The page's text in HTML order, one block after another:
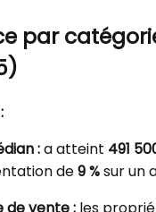
par
:a atteint 491
de9 %sur un